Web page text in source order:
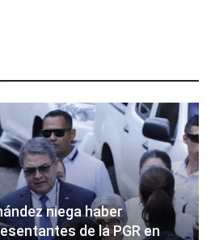
niega haber
de la PGR en